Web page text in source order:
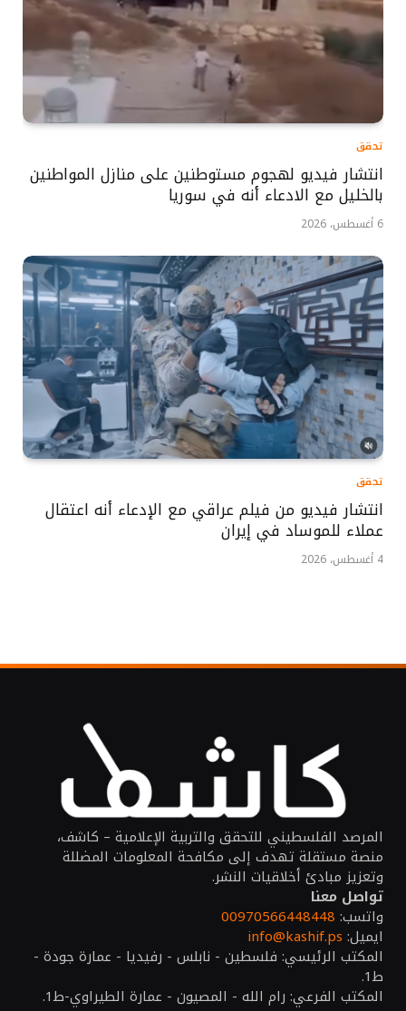
تحقق
انتشار فيديو لهجوم مستوطنين على منازل المواطنين
بالخليل مع الادعاء أنه في سوريا
6 أغسطس، 2026
تحقق
انتشار فيديو من فيلم عراقي مع الإدعاء أنه اعتقال
عملاء للموساد في إيران
4 أغسطس، 2026
المرصد الفلسطيني للتحقق والتربية الإعلامية – كاشف،
منصة مستقلة تهدف إلى مكافحة المعلومات المضللة
وتعزيز مبادئ أخلاقيات النشر.
تواصل معنا
واتسب: 00970566448448
ايميل: info@kashif.ps
المكتب الرئيسي: فلسطين - نابلس - رفيديا - عمارة جودة -
ط1.
المكتب الفرعي: رام الله - المصيون - عمارة الطيراوي-ط1.